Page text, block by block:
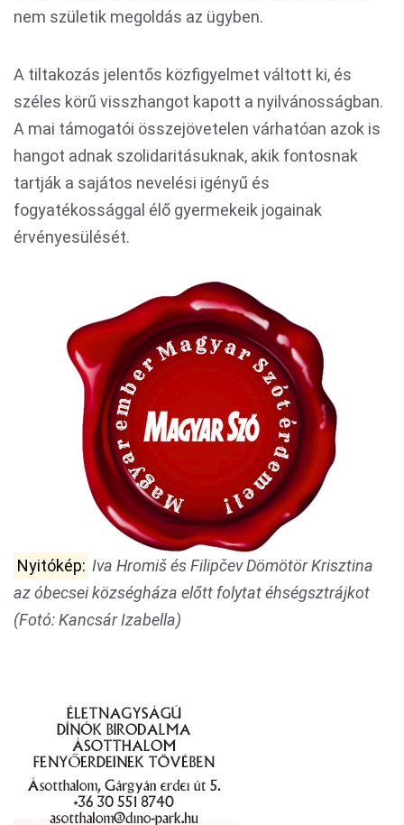
nem születik megoldás az ügyben.
A tiltakozás jelentős közfigyelmet váltott ki, és
széles körű visszhangot kapott a nyilvánosságban.
A mai támogatói összejövetelen várhatóan azok is
hangot adnak szolidaritásuknak, akik fontosnak
tartják a sajátos nevelési igényű és
fogyatékossággal élő gyermekeik jogainak
érvényesülését.
Nyitókép: Iva Hromiš és Filipčev Dömötör Krisztina
az óbecsei községháza előtt folytat éhségsztrájkot
(Fotó: Kancsár Izabella)